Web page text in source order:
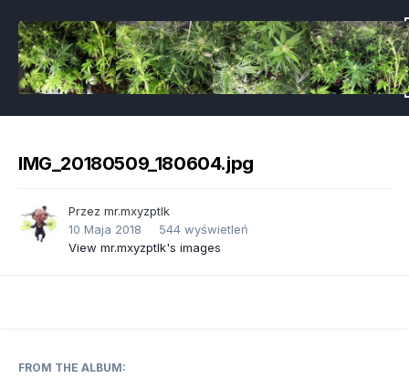
IMG_20180509_180604.jpg
Przez mr.mxyzptlk
10 Maja 2018
544 wyświetleń
View mr.mxyzptlk's images
FROM THE ALBUM: